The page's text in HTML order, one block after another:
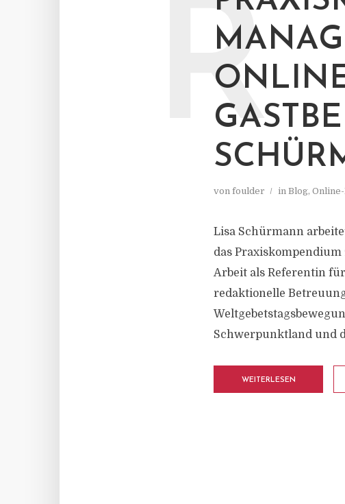
von foulder in Blog,
R
Lisa Schürmann
das
Arbeit als Referentin
redaktionelle
Schwerpunktland und
WEITERLESEN